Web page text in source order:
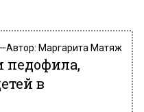
Автор: Маргарита Матяж
педофила,
в